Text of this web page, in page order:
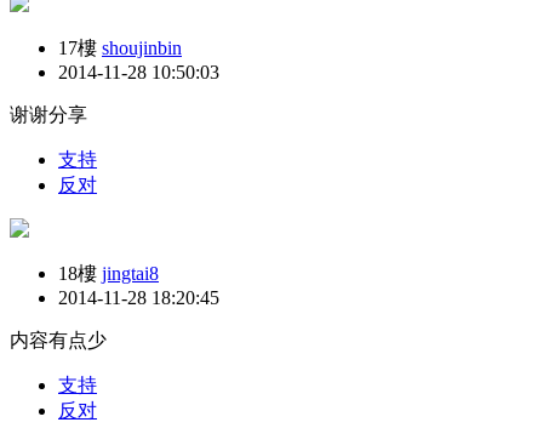
17樓 shoujinbin
2014-11-28 10:50:03
谢谢分享
支持
反对
18樓 jingtai8
2014-11-28 18:20:45
内容有点少
支持
反对